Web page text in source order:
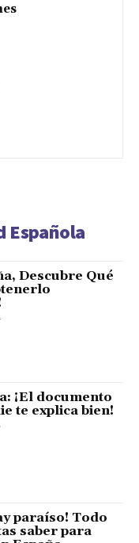
Española
Descubre Qué
¡El documento
te explica bien!
paraíso! Todo
saber para